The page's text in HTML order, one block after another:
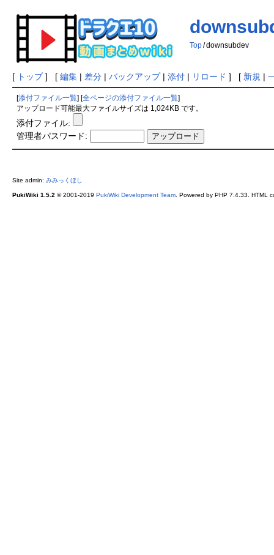
Top /downsubdev
[ トップ] [ 編集| 差分| バックアップ| 添付| リロード ] [ 新規 |
添付ファイル一覧 全ページの添付ファイル一覧
アップロード可能最大ファイルサイズは 1,024KB です。
添付ファイル:
管理者パスワード:
Site admin: みみっくほし
PukiWiki 1.5.2 © 2001-2019 PukiWiki Development Team. Powered by PHP 7.4.33. HTML